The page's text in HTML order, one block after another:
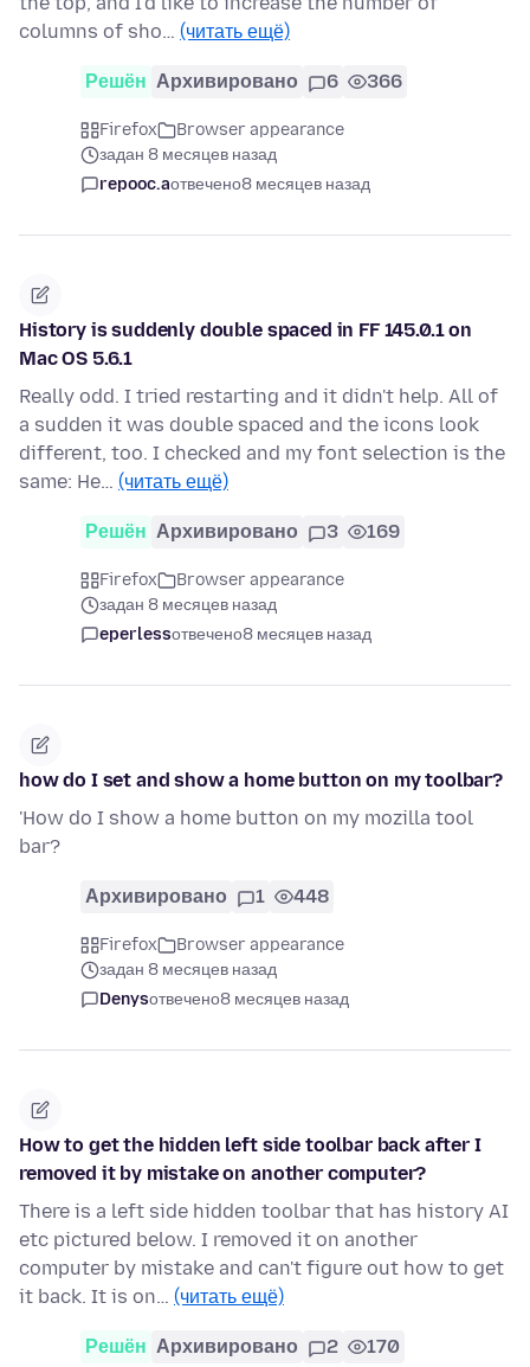
columns of sho… (читать ещё)
Решён Архивировано 6 366
Firefox
Browser appearance
задан 8 месяцев назад
repooc.aотвечено8 месяцев назад
History is suddenly double spaced in FF 145.0.1 on
Mac OS 5.6.1
Really odd. I tried restarting and it didn't help. All of
a sudden it was double spaced and the icons look
different, too. I checked and my font selection is the
same: He… (читать ещё)
Решён Архивировано 3 169
Firefox
Browser appearance
задан 8 месяцев назад
eperlessотвечено8 месяцев назад
how do I set and show a home button on my toolbar?
'How do I show a home button on my mozilla tool
bar?
Архивировано 1 448
Firefox
Browser appearance
задан 8 месяцев назад
Denysотвечено8 месяцев назад
How to get the hidden left side toolbar back after I
removed it by mistake on another computer?
There is a left side hidden toolbar that has history AI
etc pictured below. I removed it on another
computer by mistake and can't figure out how to get
it back. It is on… (читать ещё)
Решён Архивировано 2 170